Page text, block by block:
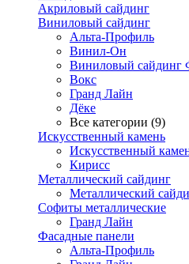
Акриловый сайдинг
Виниловый сайдинг
Альта-Профиль
Винил-Он
Виниловый сайдинг
Вокс
Гранд Лайн
Дёке
Все категории (9)
Искусственный камень
Искусственный
Кирисс
Металлический сайдинг
Металлический
Софиты металлические
Гранд Лайн
Фасадные панели
Альта-Профиль